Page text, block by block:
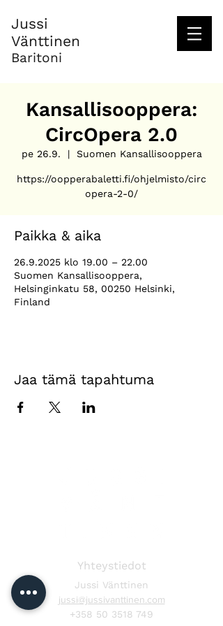
Jussi
Vänttinen
Baritoni
Kansallisooppera:
CircOpera 2.0
pe 26.9.
  |
Suomen Kansallisooppera
https://oopperabaletti.fi/ohjelmisto/circ
Paikka & aika
26.9.2025 klo 19.00 – 22.00
Suomen Kansallisooppera,
Helsinginkatu 58, 00250 Helsinki,
Finland
Jaa tämä tapahtuma
Yhteystiedot
Jussi Vänttinen
jussi@jussivanttinen.com
+358 50 3518 749